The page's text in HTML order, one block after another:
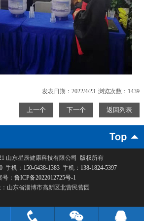
发表日期：2022/4/23 浏览次数：1439
上一个 下一个 返回列表
山东星辰健康科技有限公司
版权所有
手机： 150-6438-1383手机： 138-1824-5397
号：鲁ICP备2022012725号-1
山东省淄博市高新区北营民营园